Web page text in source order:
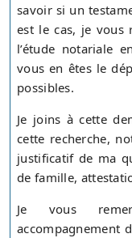
savoir si un
est le cas, je vous
l’étude notariale
vous en êtes le
possibles.
Je joins à cette
cette recherche,
justificatif de ma
de famille,
Je vous
accompagnement